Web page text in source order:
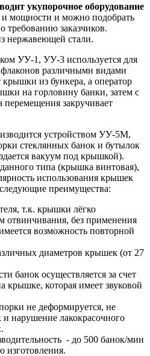
укупорочное оборудование
мощности и можно подобрать
заказчиков.
нержавеющей стали.
УУ-1, УУ-3 используется для
различными видами
из бункера, а оператор
на горловину банки, затем с
закручивает
устройством УУ-5М,
стеклянных банок и бутылок
вакуум под крышкой).
типа (крышка винтовая),
использования крышек
преимущества:
т.к. крышки лёгко
отвинчивания, без применения
возможность повторной
диаметров крышек (от 27
банок осуществляется за счет
крышке, которая имеет звуковой
не деформируется, не
нарушение лакокрасочного
- до 500 банок/мин
изготовления.